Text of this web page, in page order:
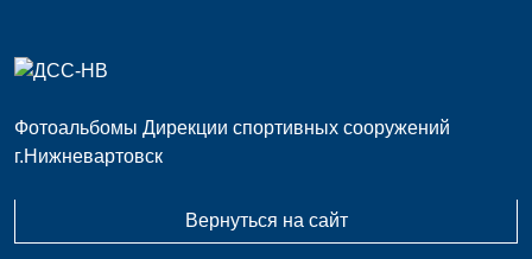
Фотоальбомы Дирекции спортивных сооружений
г.Нижневартовск
Вернуться на сайт